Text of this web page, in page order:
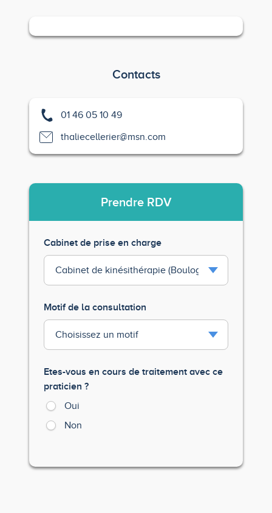
Contacts
01 46 05 10 49
thaliecellerier@msn.com
Prendre RDV
Cabinet de prise en charge
Motif de la consultation
Etes-vous en cours de traitement avec ce
praticien ?
Oui
Non